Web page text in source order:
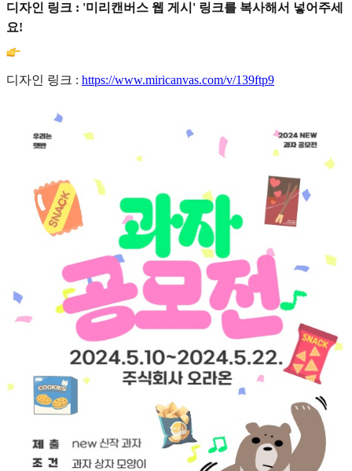
디자인 링크 : '미리캔버스 웹 게시' 링크를 복사해서 넣어주세
요!
디자인 링크 : https://www.miricanvas.com/v/139ftp9